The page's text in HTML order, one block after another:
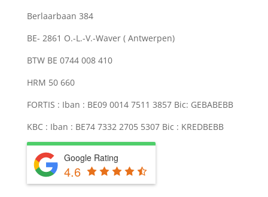
Berlaarbaan 384
BE- 2861 O.-L.-V.-Waver ( Antwerpen)
BTW BE 0744 008 410
HRM 50 660
FORTIS : Iban : BE09 0014 7511 3857 Bic: GEBABEBB
KBC : Iban : BE74 7332 2705 5307 Bic : KREDBEBB
Google Rating
4.6